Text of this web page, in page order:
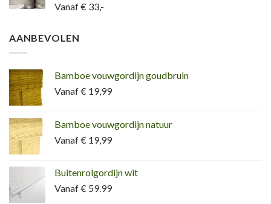
Vanaf € 33,-
AANBEVOLEN
Bamboe vouwgordijn goudbruin
Vanaf € 19,99
Bamboe vouwgordijn natuur
Vanaf € 19,99
Buitenrolgordijn wit
Vanaf € 59.99